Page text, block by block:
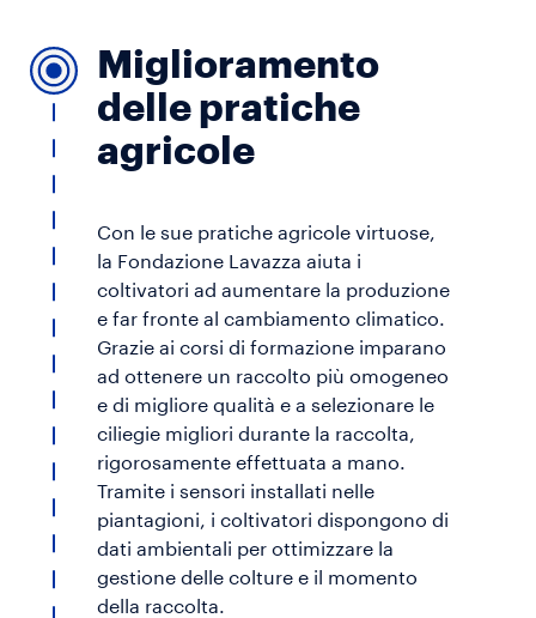
Miglioramento
delle pratiche
agricole
Con le sue pratiche agricole virtuose,
la Fondazione Lavazza aiuta i
coltivatori ad aumentare la produzione
e far fronte al cambiamento climatico.
Grazie ai corsi di formazione imparano
ad ottenere un raccolto più omogeneo
e di migliore qualità e a selezionare le
ciliegie migliori durante la raccolta,
rigorosamente effettuata a mano.
Tramite i sensori installati nelle
piantagioni, i coltivatori dispongono di
dati ambientali per ottimizzare la
gestione delle colture e il momento
della raccolta.